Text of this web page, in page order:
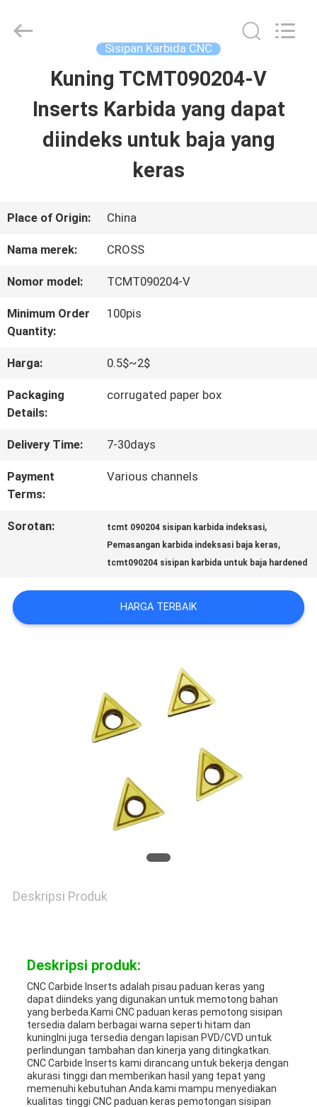
RUMAH
PRODUK
KITA
KUALITAS
KAMI
PRIVACY
Trading
Sisipan Karbida CNC
Kuning TCMT090204-V
Inserts Karbida yang dapat
diindeks untuk baja yang
keras
Place of Origin: China
Nama merek: CROSS
Nomor model: TCMT090204-V
Minimum Order
Quantity:
100pis
Harga: 0.5$~2$
Packaging
Details:
corrugated paper box
Delivery Time: 7-30days
Payment
Terms:
Various channels
Sorotan: tcmt 090204 sisipan karbida indeksasi,
Pemasangan karbida indeksasi baja keras,
tcmt090204 sisipan karbida untuk baja hardened
HARGA TERBAIK
Deskripsi Produk
Deskripsi produk:
CNC Carbide Inserts adalah pisau paduan keras yang
dapat diindeks yang digunakan untuk memotong bahan
yang berbeda.Kami CNC paduan keras pemotong sisipan
tersedia dalam berbagai warna seperti hitam dan
kuningIni juga tersedia dengan lapisan PVD/CVD untuk
perlindungan tambahan dan kinerja yang ditingkatkan.
CNC Carbide Inserts kami dirancang untuk bekerja dengan
akurasi tinggi dan memberikan hasil yang tepat yang
memenuhi kebutuhan Anda.kami mampu menyediakan
kualitas tinggi CNC paduan keras pemotongan sisipan